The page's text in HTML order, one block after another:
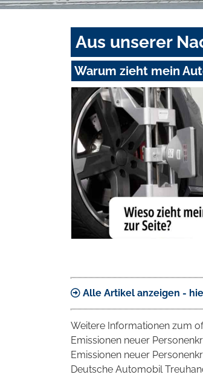
Aus unserer
Warum zieht mein
Alle Artikel anzeigen -
Weitere Informationen zum
Emissionen neuer
Emissionen neuer
Deutsche Automobil